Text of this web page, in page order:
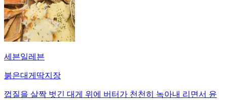
세븐일레븐
붉은대게딱지장
껍질을 살짝 벗긴 대게 위에 버터가 천천히 녹아내 리면서 윤